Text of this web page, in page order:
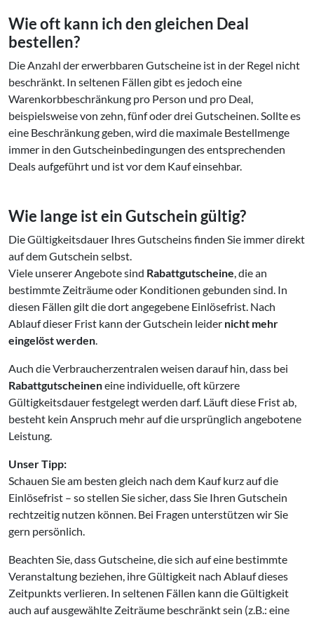
Wie oft kann ich den gleichen Deal
bestellen?
Die Anzahl der erwerbbaren Gutscheine ist in der Regel nicht
beschränkt. In seltenen Fällen gibt es jedoch eine
Warenkorbbeschränkung pro Person und pro Deal,
beispielsweise von zehn, fünf oder drei Gutscheinen. Sollte es
eine Beschränkung geben, wird die maximale Bestellmenge
immer in den Gutscheinbedingungen des entsprechenden
Deals aufgeführt und ist vor dem Kauf einsehbar.
Wie lange ist ein Gutschein gültig?
Die Gültigkeitsdauer Ihres Gutscheins finden Sie immer direkt
auf dem Gutschein selbst.
Viele unserer Angebote sind Rabattgutscheine, die an
bestimmte Zeiträume oder Konditionen gebunden sind. In
diesen Fällen gilt die dort angegebene Einlösefrist. Nach
Ablauf dieser Frist kann der Gutschein leider nicht mehr
eingelöst werden.
Auch die Verbraucherzentralen weisen darauf hin, dass bei
Rabattgutscheineneine individuelle, oft kürzere
Gültigkeitsdauer festgelegt werden darf. Läuft diese Frist ab,
besteht kein Anspruch mehr auf die ursprünglich angebotene
Leistung.
Unser Tipp:
Schauen Sie am besten gleich nach dem Kauf kurz auf die
Einlösefrist – so stellen Sie sicher, dass Sie Ihren Gutschein
rechtzeitig nutzen können. Bei Fragen unterstützen wir Sie
gern persönlich.
Beachten Sie, dass Gutscheine, die sich auf eine bestimmte
Veranstaltung beziehen, ihre Gültigkeit nach Ablauf dieses
Zeitpunkts verlieren. In seltenen Fällen kann die Gültigkeit
auch auf ausgewählte Zeiträume beschränkt sein (z.B.: eine